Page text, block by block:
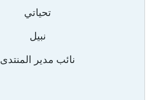
تحياتي
نبيل
نائب مدير المنتدى